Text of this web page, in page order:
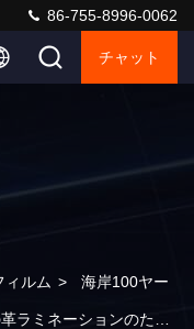
86-755-8996-0062
チャット
ィルム > 海岸100ヤー
ラミネーションのため